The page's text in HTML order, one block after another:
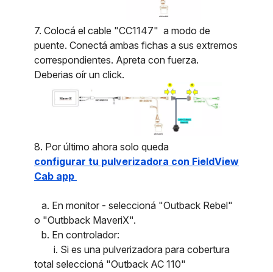
7. Colocá el cable "CC1147" a modo de
puente. Conectá ambas fichas a sus extremos
correspondientes. Apreta con fuerza.
Deberias oír un click.
8. Por último ahora solo queda
configurar tu pulverizadora con FieldView
Cab app
a. En monitor - seleccioná "Outback Rebel"
o "Outbback MaveriX".
b. En controlador:
i. Si es una pulverizadora para cobertura
total seleccioná "Outback AC 110"